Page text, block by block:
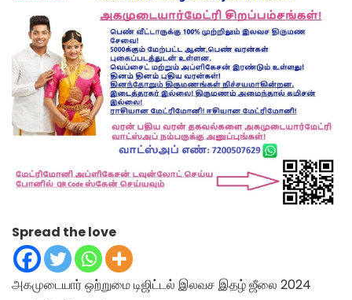
Spread the love
அகமுடையார் ஒற்றுமை டிஜிட்டல் இலவச இதழ் ஜீலை 2024